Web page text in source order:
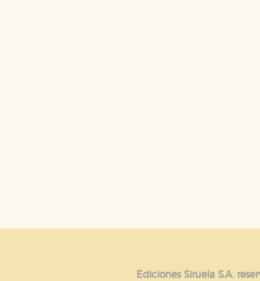
Ediciones Siruela S.A.